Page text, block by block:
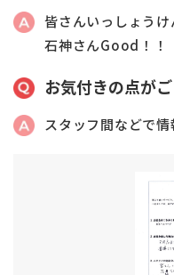
皆さんいっしょうけ
石神さんGood！！
お気付きの点が
スタッフ間などで